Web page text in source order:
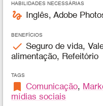
HABILIDADES NECESSÁRIAS
gesture Inglês, Adobe
BENEFÍCIOS
check Seguro de vida,
alimentação, Refeitório
TAGS
bookmark Comunicação,
mídias sociais